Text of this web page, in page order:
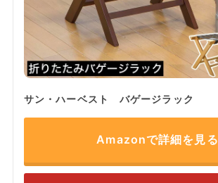
サン・ハーベスト バゲージラック
Amazonで詳細を見る